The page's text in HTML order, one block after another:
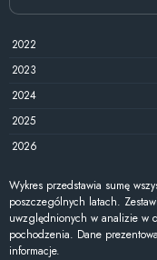
2022
2023
2024
2025
2026
Wykres przedstawia sumę
poszczególnych latach.
uwzględnionych w analizie w
pochodzenia. Dane
informacje.